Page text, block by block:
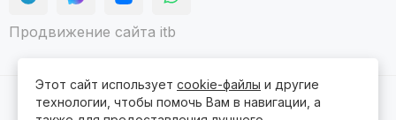
Продвижение сайта itb
2026 © Гидролюкс.Карта сайта
Сделано вProSalesдля платформы
Этот сайт использует cookie-файлы и другие
технологии, чтобы помочь Вам в навигации, а